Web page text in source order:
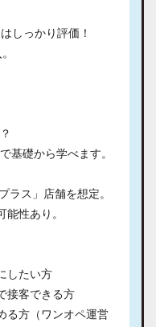
しっかり評価！
。
基礎から学べます。
ラス」店舗を想定。
性あり。
したい方
接客できる方
る方（ワンオペ運営